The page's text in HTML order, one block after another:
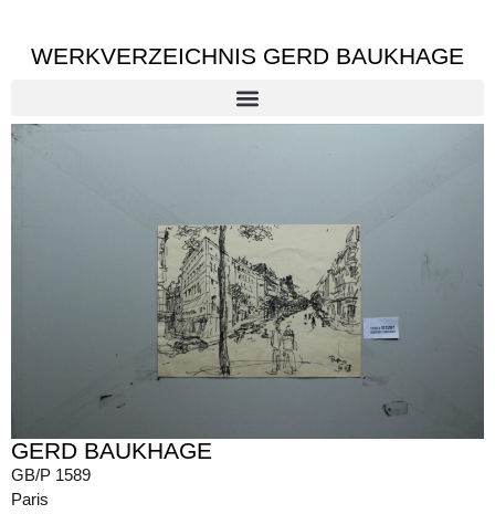
WERKVERZEICHNIS GERD BAUKHAGE
GERD BAUKHAGE
GB/P 1589
Paris